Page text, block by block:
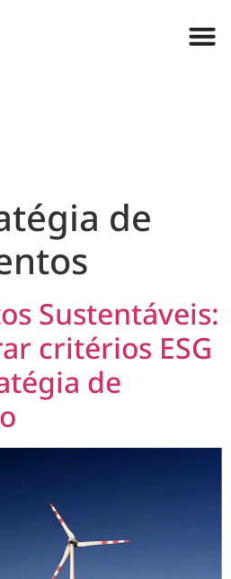
de
Sustentáveis:
critérios ESG
de